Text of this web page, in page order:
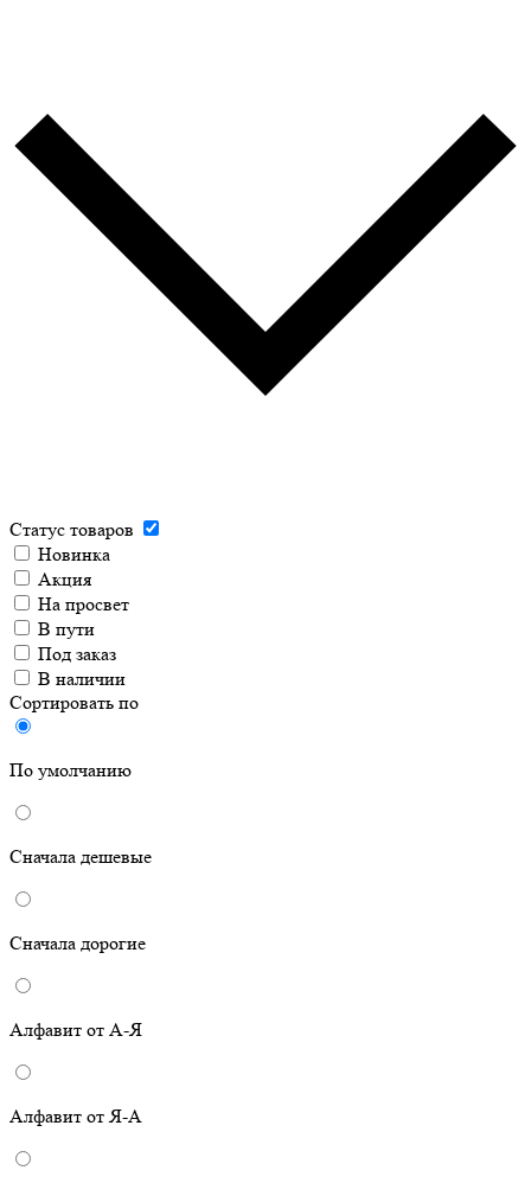
Статус товаров
Новинка
Акция
На просвет
В пути
Под заказ
В наличии
Сортировать по
По умолчанию
Сначала дешевые
Сначала дорогие
Алфавит от А-Я
Алфавит от Я-А